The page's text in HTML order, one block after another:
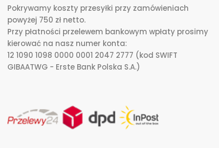
Pokrywamy koszty przesyłki przy zamówieniach
powyżej 750 zł netto.
Przy płatności przelewem bankowym wpłaty prosimy
kierować na nasz numer konta:
12 1090 1098 0000 0001 2047 2777 (kod SWIFT
GIBAATWG - Erste Bank Polska S.A.)